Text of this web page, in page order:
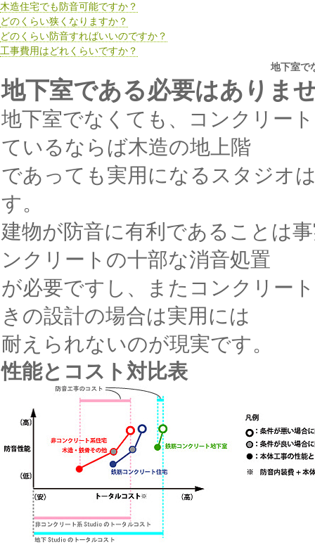
木造住宅でも防音可能ですか？
どのくらい狭くなりますか？
どのくらい防音すればいいのですか？
工事費用はどれくらいですか？
地下室で
地下室である必要はありま
地下室でなくても、コンクリー
ているならば木造の地上階
であっても実用になるスタジオ
す。
建物が防音に有利であることは
ンクリートの十部な消音処置
が必要ですし、またコンクリー
きの設計の場合は実用には
耐えられないのが現実です。
性能とコスト対比表